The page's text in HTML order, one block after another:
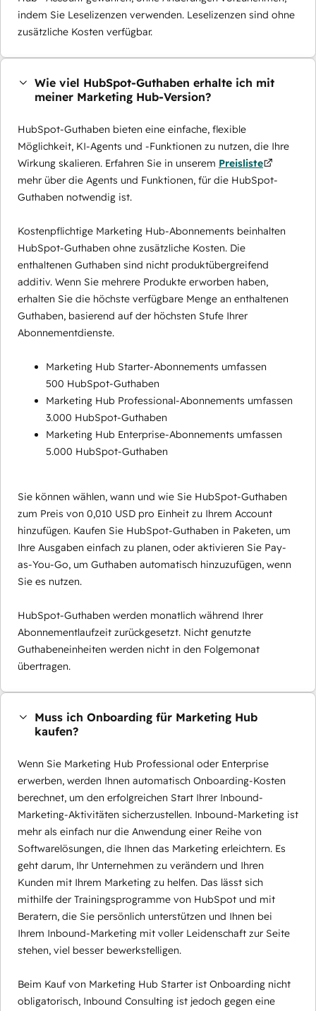
indem Sie Leselizenzen verwenden. Leselizenzen sind ohne
zusätzliche Kosten verfügbar.
Wie viel HubSpot-Guthaben erhalte ich mit
meiner Marketing Hub-Version?
HubSpot-Guthaben bieten eine einfache, flexible
Möglichkeit, KI-Agents und -Funktionen zu nutzen, die Ihre
Wirkung skalieren. Erfahren Sie in unserem Preisliste
mehr über die Agents und Funktionen, für die HubSpot-
Guthaben notwendig ist.
Kostenpflichtige Marketing Hub-Abonnements beinhalten
HubSpot-Guthaben ohne zusätzliche Kosten. Die
enthaltenen Guthaben sind nicht produktübergreifend
additiv. Wenn Sie mehrere Produkte erworben haben,
erhalten Sie die höchste verfügbare Menge an enthaltenen
Guthaben, basierend auf der höchsten Stufe Ihrer
Abonnementdienste.
Marketing Hub Starter-Abonnements umfassen
500 HubSpot-Guthaben
Marketing Hub Professional-Abonnements umfassen
3.000 HubSpot-Guthaben
Marketing Hub Enterprise-Abonnements umfassen
5.000 HubSpot-Guthaben
Sie können wählen, wann und wie Sie HubSpot-Guthaben
zum Preis von 0,010 USD pro Einheit zu Ihrem Account
hinzufügen. Kaufen Sie HubSpot-Guthaben in Paketen, um
Ihre Ausgaben einfach zu planen, oder aktivieren Sie Pay-
as-You-Go, um Guthaben automatisch hinzuzufügen, wenn
Sie es nutzen.
HubSpot-Guthaben werden monatlich während Ihrer
Abonnementlaufzeit zurückgesetzt. Nicht genutzte
Guthabeneinheiten werden nicht in den Folgemonat
übertragen.
Muss ich Onboarding für Marketing Hub
kaufen?
Wenn Sie Marketing Hub Professional oder Enterprise
erwerben, werden Ihnen automatisch Onboarding-Kosten
berechnet, um den erfolgreichen Start Ihrer Inbound-
Marketing-Aktivitäten sicherzustellen. Inbound-Marketing ist
mehr als einfach nur die Anwendung einer Reihe von
Softwarelösungen, die Ihnen das Marketing erleichtern. Es
geht darum, Ihr Unternehmen zu verändern und Ihren
Kunden mit Ihrem Marketing zu helfen. Das lässt sich
mithilfe der Trainingsprogramme von HubSpot und mit
Beratern, die Sie persönlich unterstützen und Ihnen bei
Ihrem Inbound-Marketing mit voller Leidenschaft zur Seite
stehen, viel besser bewerkstelligen.
Beim Kauf von Marketing Hub Starter ist Onboarding nicht
obligatorisch, Inbound Consulting ist jedoch gegen eine